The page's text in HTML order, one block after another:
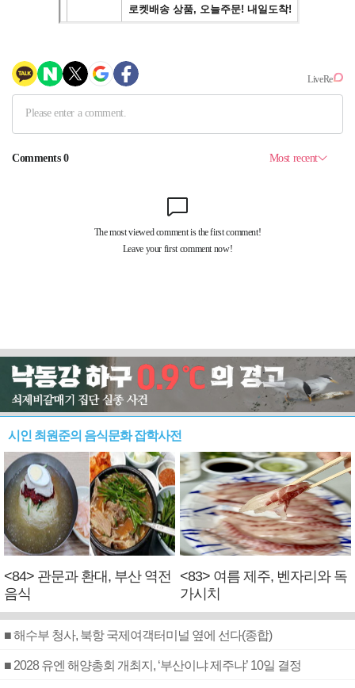
시인 최원준의 음식문화 잡학사전
<84> 관문과 환대, 부산 역전
음식
<83> 여름 제주, 벤자리와 독
가시치
■ 해수부 청사, 북항 국제여객터미널 옆에 선다(종합)
■ 2028 유엔 해양총회 개최지, ‘부산이냐 제주냐’ 10일 결정